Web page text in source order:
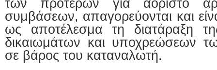
των προτέρων για αόριστο
συμβάσεων, απαγορεύονται και
ως αποτέλεσμα τη διατάραξη
δικαιωμάτων και υποχρεώσεων
σε βάρος του καταναλωτή.